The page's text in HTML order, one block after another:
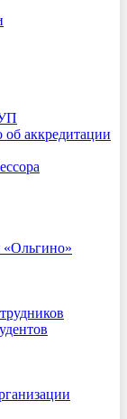
об аккредитации